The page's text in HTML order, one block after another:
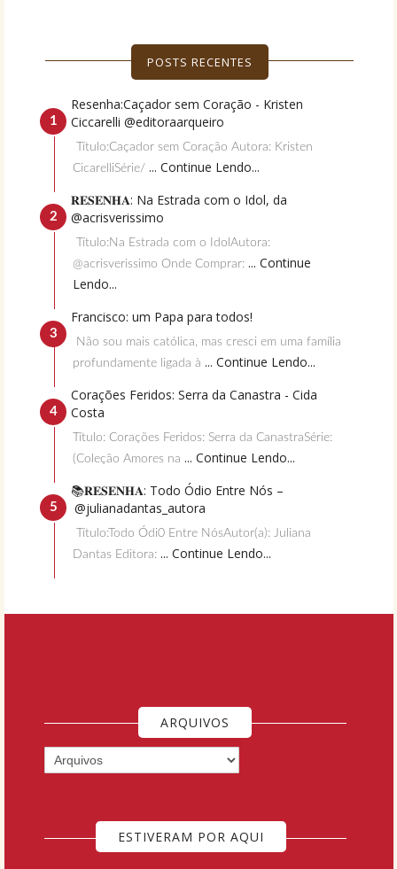
POSTS RECENTES
Resenha:Caçador sem Coração - Kristen
Ciccarelli @editoraarqueiro
Título:Caçador sem Coração Autora: Kristen
CicarelliSérie/ ... Continue Lendo...
𝐑𝐄𝐒𝐄𝐍𝐇𝐀: Na Estrada com o Idol, da
@acrisverissimo
Título:Na Estrada com o IdolAutora:
@acrisverissimo Onde Comprar: ... Continue
Lendo...
Francisco: um Papa para todos!
Não sou mais católica, mas cresci em uma família
profundamente ligada à ... Continue Lendo...
Corações Feridos: Serra da Canastra - Cida
Costa
Título: Corações Feridos: Serra da CanastraSérie:
(Coleção Amores na ... Continue Lendo...
📚𝐑𝐄𝐒𝐄𝐍𝐇𝐀: Todo Ódio Entre Nós –
@julianadantas_autora
Título:Todo Ódi0 Entre NósAutor(a): Juliana
Dantas Editora: ... Continue Lendo...
ARQUIVOS
ESTIVERAM POR AQUI